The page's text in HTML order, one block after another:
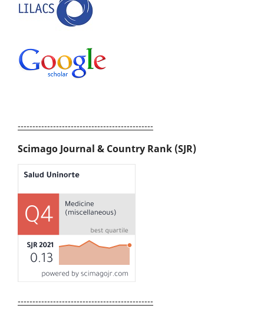
----------------------------------------------
Scimago Journal & Country Rank (SJR)
----------------------------------------------